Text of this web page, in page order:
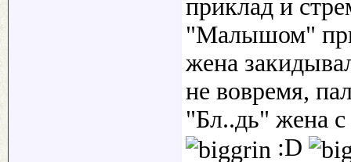
приклад и
"Малышом"
жена
не вовремя,
"Бл..дь" жена
:D